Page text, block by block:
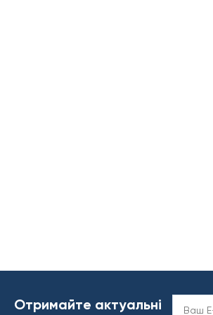
Отримайте актуальні